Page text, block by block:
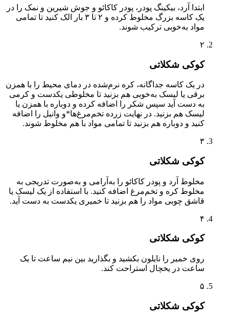
ابتدا آرد، بیکینگ پودر، پودر کاکائو و جوش شیرین و نمک را در
یک کاسه بزرگ مخلوط کرده و ۲ تا ۳ بار الک کنید تا تمامی
مواد به‌خوبی ترکیب شوند.
کوکی شکلاتی
در یک کاسه جداگانه، کره نرم‌شده در دمای محیط را با همزن
برقی یا لیسک به‌خوبی هم بزنید تا مخلوطی یکدست و کرمی
به دست آید سپس شکر را اضافه کرده و دوباره با همزن یا
لیسک هم بزنید. در نهایت زرده تخم‌مرغ‌ها*و وانیل را اضافه
کنید و دوباره هم بزنید تا تمامی مواد با هم مخلوط شوند.
کوکی شکلاتی
مخلوط آرد و پودر کاکائو را به‌آرامی و به‌صورت تدریجی به
مخلوط کره و تخم‌مرغ اضافه کنید. با استفاده از یک لیسک یا
قاشق چوبی مواد را هم بزنید تا خمیری یکدست به دست آید.
کوکی شکلاتی
روی خمیر را نایلون بکشید و بگذارید بین نیم ساعت تا یک
ساعت در یخچال استراحت کند.
کوکی شکلاتی